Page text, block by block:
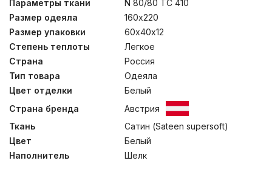
инновационного синтетического 4-L волокна, 100%
Polyester® (предназначенного для придания
несминаемого объема). Рекомендована только сухая
чистка.
Параметры ткани
N 80/80 TC 410
Размер одеяла
160х220
Размер упаковки
60х40х12
Степень теплоты
Легкое
Страна
Россия
Тип товара
Одеяла
Цвет отделки
Белый
Страна бренда
Австрия
Ткань
Сатин (Sateen supersoft)
Цвет
Белый
Наполнитель
Шелк